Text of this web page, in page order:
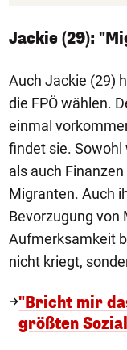
Jackie (29):
Auch Jackie (29)
die FPÖ wählen.
einmal
findet sie. Sowohl
als auch
Migranten. Auch
Bevorzugung von
Aufmerksamkeit
nicht kriegt,
"Bricht mir
größten